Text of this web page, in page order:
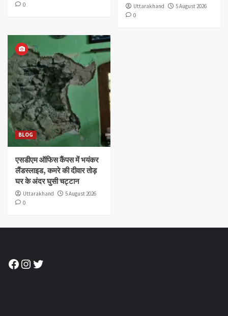
0
Uttarakhand
5 August 2026
0
BLOG
एसडीएम ऑफिस कैंपस में भयंकर
लैंडस्लाइड, कमरे की दीवार तोड़
घर के अंदर घुसी चट्टान
Uttarakhand
5 August 2026
0
Facebook
Instagram
Twitter